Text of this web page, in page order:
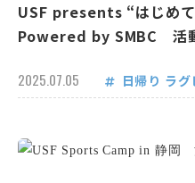
USF presents “はじめ
Powered by SMBC 活
2025.07.05 日帰り ラグ